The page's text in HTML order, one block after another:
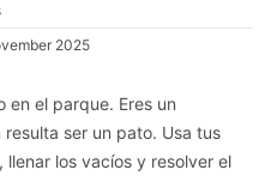
2025
en el parque. Eres un
ser un pato. Usa tus
los vacíos y resolver el